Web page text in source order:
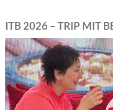
ITB 2026 – TRIP MIT